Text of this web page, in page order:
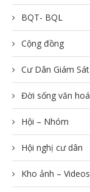
BQT- BQL
Cộng đồng
Cư Dân Giám Sát
Đời sống văn hoá
Hội – Nhóm
Hội nghị cư dân
Kho ảnh – Videos